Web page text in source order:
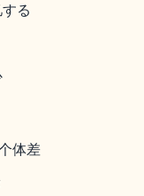
る
体差